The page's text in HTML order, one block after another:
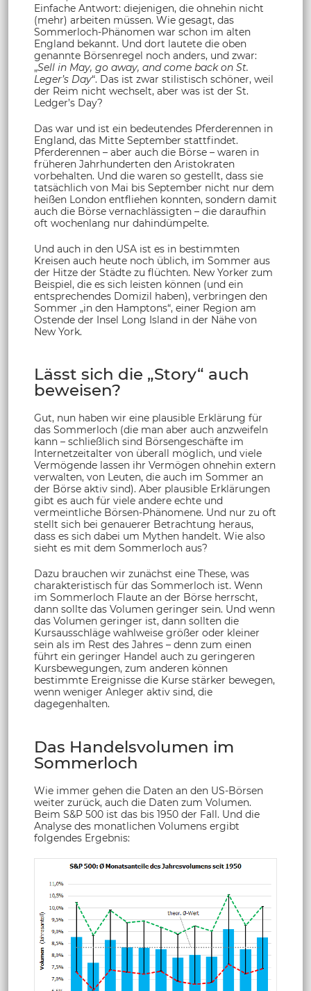
Einfache Antwort: diejenigen, die ohnehin nicht
(mehr) arbeiten müssen. Wie gesagt, das
Sommerloch-Phänomen war schon im alten
England bekannt. Und dort lautete die oben
genannte Börsenregel noch anders, und zwar:
„Sell in May, go away, and come back on St.
Leger’s Day“. Das ist zwar stilistisch schöner, weil
der Reim nicht wechselt, aber was ist der St.
Ledger’s Day?
Das war und ist ein bedeutendes Pferderennen in
England, das Mitte September stattfindet.
Pferderennen – aber auch die Börse – waren in
früheren Jahrhunderten den Aristokraten
vorbehalten. Und die waren so gestellt, dass sie
tatsächlich von Mai bis September nicht nur dem
heißen London entfliehen konnten, sondern damit
auch die Börse vernachlässigten – die daraufhin
oft wochenlang nur dahindümpelte.
Und auch in den USA ist es in bestimmten
Kreisen auch heute noch üblich, im Sommer aus
der Hitze der Städte zu flüchten. New Yorker zum
Beispiel, die es sich leisten können (und ein
entsprechendes Domizil haben), verbringen den
Sommer „in den Hamptons“, einer Region am
Ostende der Insel Long Island in der Nähe von
New York.
Lässt sich die „Story“ auch
beweisen?
Gut, nun haben wir eine plausible Erklärung für
das Sommerloch (die man aber auch anzweifeln
kann – schließlich sind Börsengeschäfte im
Internetzeitalter von überall möglich, und viele
Vermögende lassen ihr Vermögen ohnehin extern
verwalten, von Leuten, die auch im Sommer an
der Börse aktiv sind). Aber plausible Erklärungen
gibt es auch für viele andere echte und
vermeintliche Börsen-Phänomene. Und nur zu oft
stellt sich bei genauerer Betrachtung heraus,
dass es sich dabei um Mythen handelt. Wie also
sieht es mit dem Sommerloch aus?
Dazu brauchen wir zunächst eine These, was
charakteristisch für das Sommerloch ist. Wenn
im Sommerloch Flaute an der Börse herrscht,
dann sollte das Volumen geringer sein. Und wenn
das Volumen geringer ist, dann sollten die
Kursausschläge wahlweise größer oder kleiner
sein als im Rest des Jahres – denn zum einen
führt ein geringer Handel auch zu geringeren
Kursbewegungen, zum anderen können
bestimmte Ereignisse die Kurse stärker bewegen,
wenn weniger Anleger aktiv sind, die
dagegenhalten.
Das Handelsvolumen im
Sommerloch
Wie immer gehen die Daten an den US-Börsen
weiter zurück, auch die Daten zum Volumen.
Beim S&P 500 ist das bis 1950 der Fall. Und die
Analyse des monatlichen Volumens ergibt
folgendes Ergebnis: